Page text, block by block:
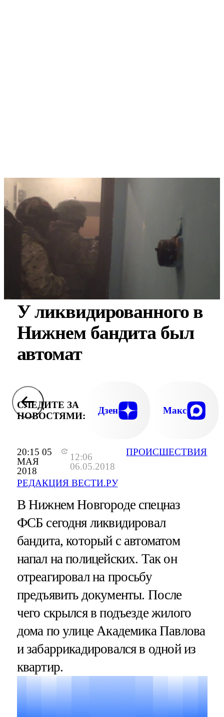
20:15 05
МАЯ
2018
12:06
06.05.2018
РЕДАКЦИЯ ВЕСТИ.РУ
ПРОИСШЕСТВИЯ
У ликвидированного в
Нижнем бандита был
автомат
СЛЕДИТЕ ЗА
НОВОСТЯМИ:
Дзен Макс
В Нижнем Новгороде спецназ
ФСБ сегодня ликвидировал
бандита, который с автоматом
напал на полицейских. Так он
отреагировал на просьбу
предъявить документы. После
чего скрылся в подъезде жилого
дома по улице Академика Павлова
и забаррикадировался в одной из
квартир.